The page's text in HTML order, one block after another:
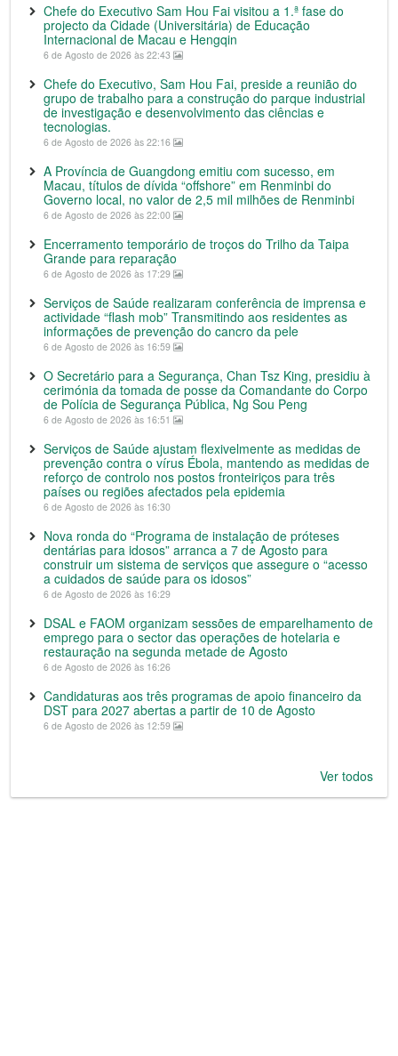
Chefe do Executivo Sam Hou Fai visitou a 1.ª fase do
projecto da Cidade (Universitária) de Educação
Internacional de Macau e Hengqin
6 de Agosto de 2026 às 22:43
Chefe do Executivo, Sam Hou Fai, preside a reunião do
grupo de trabalho para a construção do parque industrial
de investigação e desenvolvimento das ciências e
tecnologias.
6 de Agosto de 2026 às 22:16
A Província de Guangdong emitiu com sucesso, em
Macau, títulos de dívida “offshore” em Renminbi do
Governo local, no valor de 2,5 mil milhões de Renminbi
6 de Agosto de 2026 às 22:00
Encerramento temporário de troços do Trilho da Taipa
Grande para reparação
6 de Agosto de 2026 às 17:29
Serviços de Saúde realizaram conferência de imprensa e
actividade “flash mob” Transmitindo aos residentes as
informações de prevenção do cancro da pele
6 de Agosto de 2026 às 16:59
O Secretário para a Segurança, Chan Tsz King, presidiu à
cerimónia da tomada de posse da Comandante do Corpo
de Polícia de Segurança Pública, Ng Sou Peng
6 de Agosto de 2026 às 16:51
Serviços de Saúde ajustam flexivelmente as medidas de
prevenção contra o vírus Ébola, mantendo as medidas de
reforço de controlo nos postos fronteiriços para três
países ou regiões afectados pela epidemia
6 de Agosto de 2026 às 16:30
Nova ronda do “Programa de instalação de próteses
dentárias para idosos” arranca a 7 de Agosto para
construir um sistema de serviços que assegure o “acesso
a cuidados de saúde para os idosos”
6 de Agosto de 2026 às 16:29
DSAL e FAOM organizam sessões de emparelhamento de
emprego para o sector das operações de hotelaria e
restauração na segunda metade de Agosto
6 de Agosto de 2026 às 16:26
Candidaturas aos três programas de apoio financeiro da
DST para 2027 abertas a partir de 10 de Agosto
6 de Agosto de 2026 às 12:59
Ver todos